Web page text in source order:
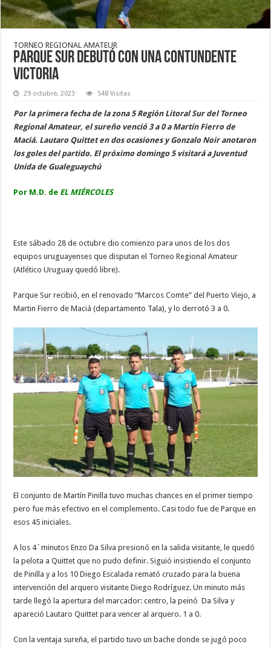
TORNEO REGIONAL AMATEUR
Parque Sur debutó con una contundente
victoria
29 octubre, 2023 548 Visitas
Por la primera fecha de la zona 5 Región Litoral Sur del Torneo
Regional Amateur, el sureño venció 3 a 0 a Martín Fierro de
Maciá. Lautaro Quittet en dos ocasiones y Gonzalo Noir anotaron
los goles del partido. El próximo domingo 5 visitará a Juventud
Unida de Gualeguaychú
Por M.D. de EL MIÉRCOLES
Este sábado 28 de octubre dio comienzo para unos de los dos
equipos uruguayenses que disputan el Torneo Regional Amateur
(Atlético Uruguay quedó libre).
Parque Sur recibió, en el renovado “Marcos Comte” del Puerto Viejo, a
Martin Fierro de Maciá (departamento Tala), y lo derrotó 3 a 0.
El conjunto de Martín Pinilla tuvo muchas chances en el primer tiempo
pero fue más efectivo en el complemento. Casi todo fue de Parque en
esos 45 iniciales.
A los 4´minutos Enzo Da Silva presionó en la salida visitante, le quedó
la pelota a Quittet que no pudo definir. Siguió insistiendo el conjunto
de Pinilla y a los 10 Diego Escalada remató cruzado para la buena
intervención del arquero visitante Diego Rodríguez. Un minuto más
tarde llegó la apertura del marcador: centro, la peinó Da Silva y
apareció Lautaro Quittet para vencer al arquero. 1 a 0.
Con la ventaja sureña, el partido tuvo un bache donde se jugó poco